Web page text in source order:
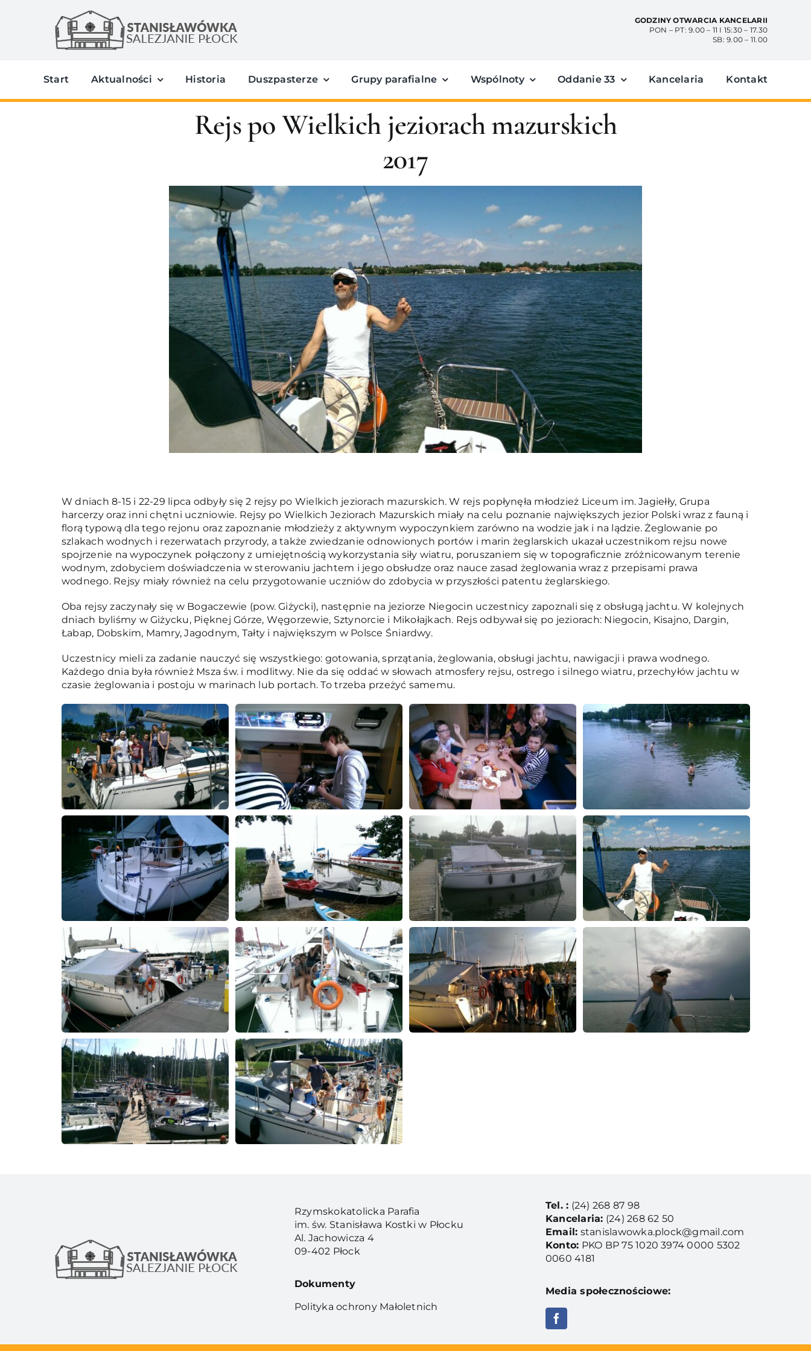
GODZINY OTWARCIA KANCELARII
PON – PT: 9.00 – 11 I 15:30 – 17.30
SB: 9.00 – 11.00
Start Aktualności Historia Duszpasterze Grupy parafialne Wspólnoty Oddanie 33 Kancelaria Kontakt
Rejs po Wielkich jeziorach mazurskich
2017
W dniach 8-15 i 22-29 lipca odbyły się 2 rejsy po Wielkich jeziorach mazurskich. W rejs popłynęła młodzież Liceum im. Jagiełły, Grupa
harcerzy oraz inni chętni uczniowie. Rejsy po Wielkich Jeziorach Mazurskich miały na celu poznanie największych jezior Polski wraz z fauną i
florą typową dla tego rejonu oraz zapoznanie młodzieży z aktywnym wypoczynkiem zarówno na wodzie jak i na lądzie. Żeglowanie po
szlakach wodnych i rezerwatach przyrody, a także zwiedzanie odnowionych portów i marin żeglarskich ukazał uczestnikom rejsu nowe
spojrzenie na wypoczynek połączony z umiejętnością wykorzystania siły wiatru, poruszaniem się w topograficznie zróżnicowanym terenie
wodnym, zdobyciem doświadczenia w sterowaniu jachtem i jego obsłudze oraz nauce zasad żeglowania wraz z przepisami prawa
wodnego. Rejsy miały również na celu przygotowanie uczniów do zdobycia w przyszłości patentu żeglarskiego.
Oba rejsy zaczynały się w Bogaczewie (pow. Giżycki), następnie na jeziorze Niegocin uczestnicy zapoznali się z obsługą jachtu. W kolejnych
dniach byliśmy w Giżycku, Pięknej Górze, Węgorzewie, Sztynorcie i Mikołajkach. Rejs odbywał się po jeziorach: Niegocin, Kisajno, Dargin,
Łabap, Dobskim, Mamry, Jagodnym, Tałty i największym w Polsce Śniardwy.
Uczestnicy mieli za zadanie nauczyć się wszystkiego: gotowania, sprzątania, żeglowania, obsługi jachtu, nawigacji i prawa wodnego.
Każdego dnia była również Msza św. i modlitwy. Nie da się oddać w słowach atmosfery rejsu, ostrego i silnego wiatru, przechyłów jachtu w
czasie żeglowania i postoju w marinach lub portach. To trzeba przeżyć samemu.
Rzymskokatolicka Parafia
im. św. Stanisława Kostki w Płocku
Al. Jachowicza 4
09-402 Płock
Dokumenty
Polityka ochrony Małoletnich
Tel. : (24) 268 87 98
Kancelaria: (24) 268 62 50
Email: stanislawowka.plock@gmail.com
Konto: PKO BP 75 1020 3974 0000 5302
0060 4181
Media społecznościowe: